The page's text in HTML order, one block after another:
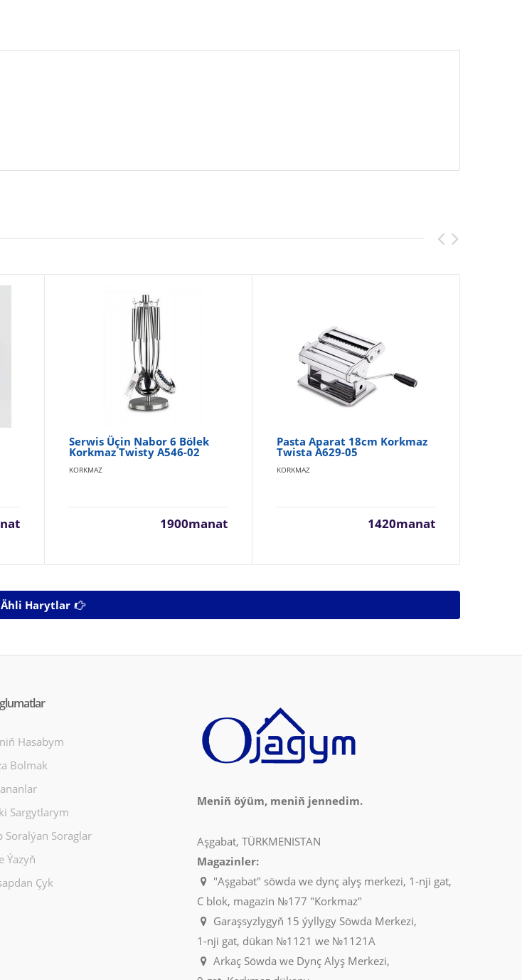
Serwis Üçin Nabor 6 Bölek
Korkmaz Twisty ​A546-02
KORKMAZ
1900manat
Pasta Aparat 18cm Korkmaz
Twista A629-05
KORKMAZ
1420manat
Ähli Harytlar
Hasabym
Bolmak
Sargytlarym
Soralýan Soraglar
Ýazyň
Çyk
Meniň öýüm, meniň jennedim.
Aşgabat, TÜRKMENISTAN
Magazinler:
"Aşgabat" söwda we dynç alyş merkezi, 1-nji gat,
C blok, magazin №177 "Korkmaz"
Garaşsyzlygyň 15 ýyllygy Söwda Merkezi,
1-nji gat, dükan №1121 we №1121A
Arkaç Söwda we Dynç Alyş Merkezi,